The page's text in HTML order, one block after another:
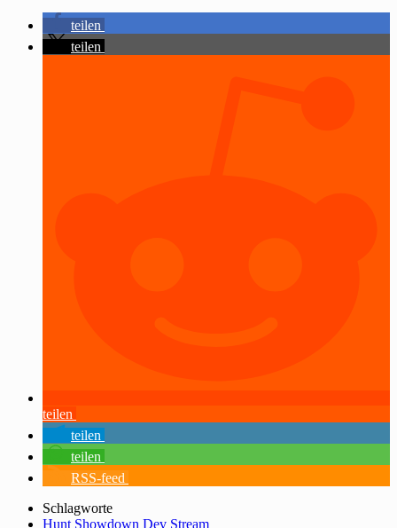
teilen
teilen
teilen
teilen
teilen
RSS-feed
Schlagworte
Hunt Showdown Dev Stream